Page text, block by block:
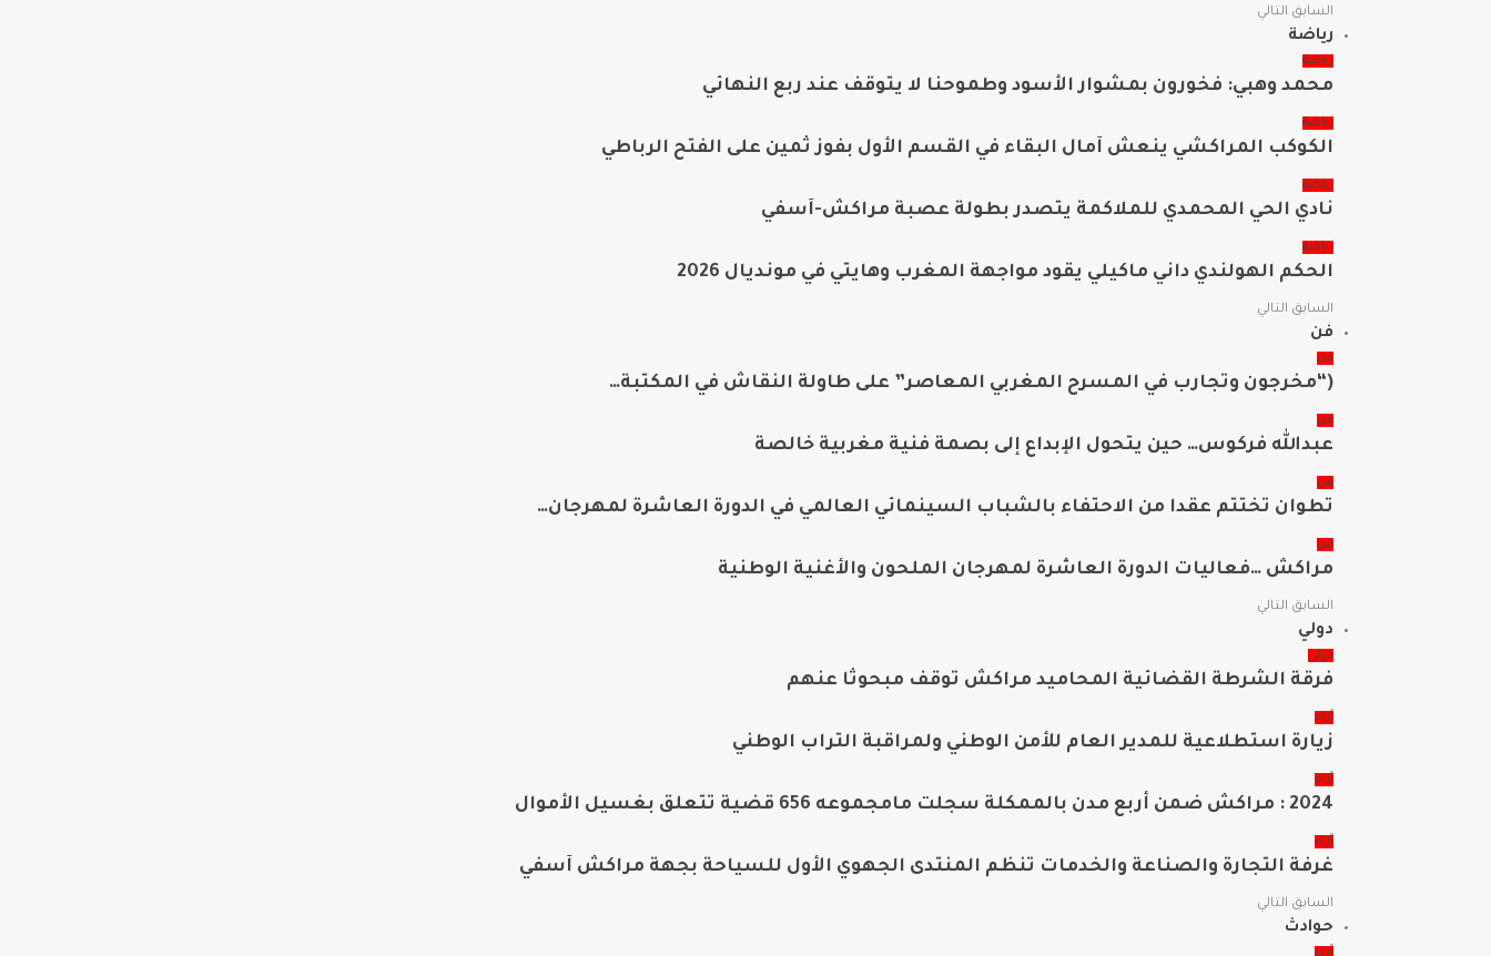
السابق التالي
رياضة
رياضة
محمد وهبي: فخورون بمشوار الأسود وطموحنا لا يتوقف عند ربع النهائي
رياضة
الكوكب المراكشي ينعش آمال البقاء في القسم الأول بفوز ثمين على الفتح الرباطي
رياضة
نادي الحي المحمدي للملاكمة يتصدر بطولة عصبة مراكش-آسفي
رياضة
الحكم الهولندي داني ماكيلي يقود مواجهة المغرب وهايتي في مونديال 2026
السابق التالي
فن
فن
(“مخرجون وتجارب في المسرح المغربي المعاصر” على طاولة النقاش في المكتبة…
فن
عبدالله فركوس… حين يتحول الإبداع إلى بصمة فنية مغربية خالصة
فن
تطوان تختتم عقدا من الاحتفاء بالشباب السينمائي العالمي في الدورة العاشرة لمهرجان…
فن
مراكش …فعاليات الدورة العاشرة لمهرجان الملحون والأغنية الوطنية
السابق التالي
دولي
دولي
فرقة الشرطة القضائية المحاميد مراكش توقف مبحوثا عنهم
آراء
زيارة استطلاعية للمدير العام للأمن الوطني ولمراقبة التراب الوطني
آراء
2024 : مراكش ضمن أربع مدن بالممكلة سجلت مامجموعه 656 قضية تتعلق بغسيل الأموال
آراء
غرفة التجارة والصناعة والخدمات تنظم المنتدى الجهوي الأول للسياحة بجهة مراكش آسفي
السابق التالي
حوادث
آراء